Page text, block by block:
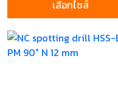
เลือกไซส์